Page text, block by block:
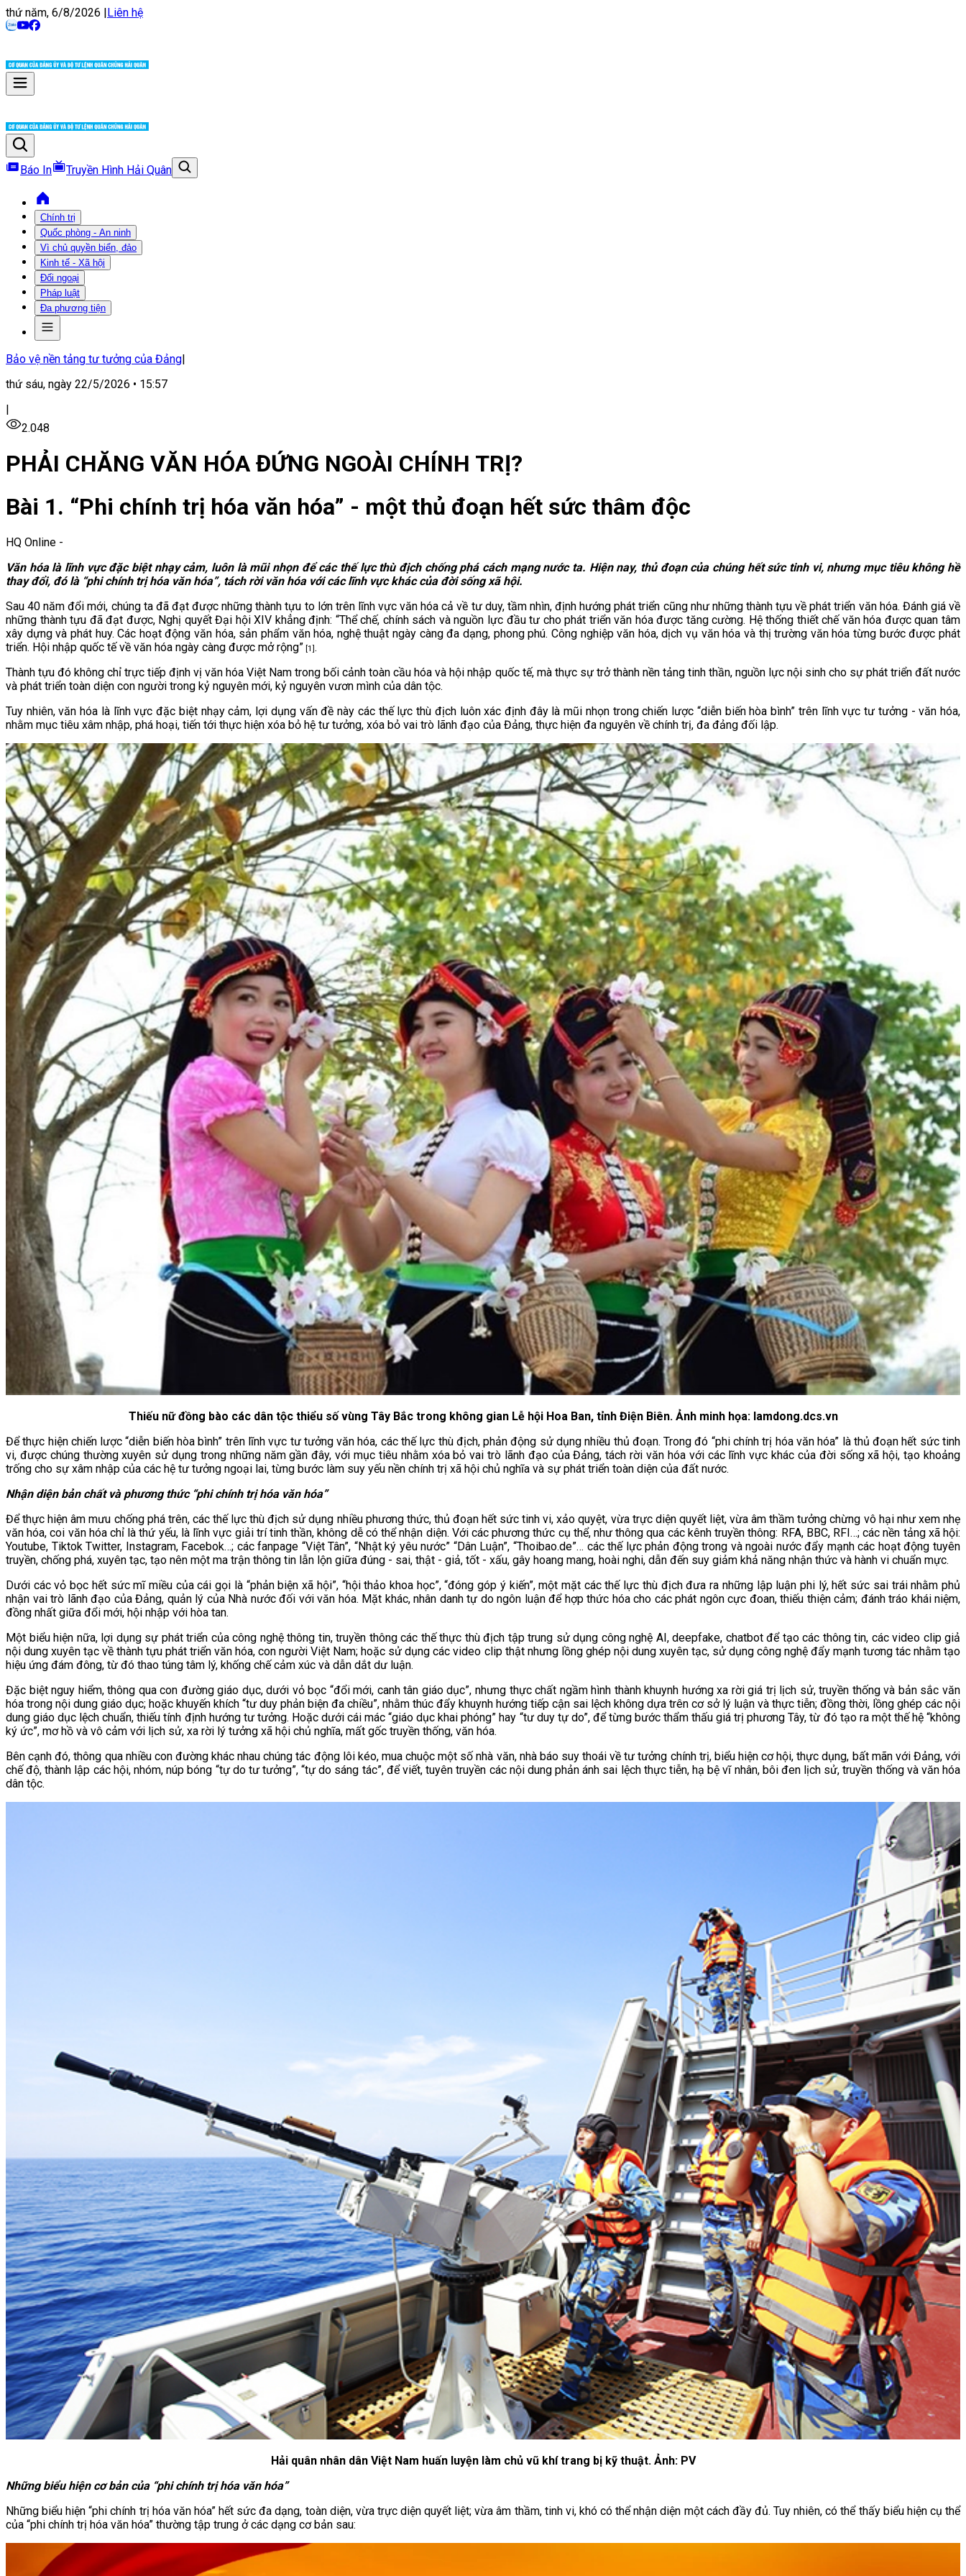
thứ năm, 6/8/2026 |Liên hệ
Báo In Truyền Hình Hải Quân
Chính trị
Quốc phòng - An ninh
Vì chủ quyền biển, đảo
Kinh tế - Xã hội
Đối ngoại
Pháp luật
Đa phương tiện
Bảo vệ nền tảng tư tưởng của Đảng|
thứ sáu, ngày 22/5/2026 • 15:57
|
2.048
PHẢI CHĂNG VĂN HÓA ĐỨNG NGOÀI CHÍNH TRỊ?
Bài 1. “Phi chính trị hóa văn hóa” - một thủ đoạn hết sức thâm độc
HQ Online -
Văn hóa là lĩnh vực đặc biệt nhạy cảm, luôn là mũi nhọn để các thế lực thù địch chống phá cách mạng nước ta. Hiện nay, thủ đoạn của chúng hết sức tinh vi, nhưng mục tiêu không hề
thay đổi, đó là “phi chính trị hóa văn hóa”, tách rời văn hóa với các lĩnh vực khác của đời sống xã hội.
Sau 40 năm đổi mới, chúng ta đã đạt được những thành tựu to lớn trên lĩnh vực văn hóa cả về tư duy, tầm nhìn, định hướng phát triển cũng như những thành tựu về phát triển văn hóa. Đánh giá về
những thành tựu đã đạt được, Nghị quyết Đại hội XIV khẳng định: “Thể chế, chính sách và nguồn lực đầu tư cho phát triển văn hóa được tăng cường. Hệ thống thiết chế văn hóa được quan tâm
xây dựng và phát huy. Các hoạt động văn hóa, sản phẩm văn hóa, nghệ thuật ngày càng đa dạng, phong phú. Công nghiệp văn hóa, dịch vụ văn hóa và thị trường văn hóa từng bước được phát
triển. Hội nhập quốc tế về văn hóa ngày càng được mở rộng” [1].
Thành tựu đó không chỉ trực tiếp định vị văn hóa Việt Nam trong bối cảnh toàn cầu hóa và hội nhập quốc tế, mà thực sự trở thành nền tảng tinh thần, nguồn lực nội sinh cho sự phát triển đất nước
và phát triển toàn diện con người trong kỷ nguyên mới, kỷ nguyên vươn mình của dân tộc.
Tuy nhiên, văn hóa là lĩnh vực đặc biệt nhạy cảm, lợi dụng vấn đề này các thế lực thù địch luôn xác định đây là mũi nhọn trong chiến lược “diễn biến hòa bình” trên lĩnh vực tư tưởng - văn hóa,
nhằm mục tiêu xâm nhập, phá hoại, tiến tới thực hiện xóa bỏ hệ tư tưởng, xóa bỏ vai trò lãnh đạo của Đảng, thực hiện đa nguyên về chính trị, đa đảng đối lập.
Thiếu nữ đồng bào các dân tộc thiểu số vùng Tây Bắc trong không gian Lễ hội Hoa Ban, tỉnh Điện Biên. Ảnh minh họa: lamdong.dcs.vn
Để thực hiện chiến lược “diễn biến hòa bình” trên lĩnh vực tư tưởng văn hóa, các thế lực thù địch, phản động sử dụng nhiều thủ đoạn. Trong đó “phi chính trị hóa văn hóa” là thủ đoạn hết sức tinh
vi, được chúng thường xuyên sử dụng trong những năm gần đây, với mục tiêu nhằm xóa bỏ vai trò lãnh đạo của Đảng, tách rời văn hóa với các lĩnh vực khác của đời sống xã hội, tạo khoảng
trống cho sự xâm nhập của các hệ tư tưởng ngoại lai, từng bước làm suy yếu nền chính trị xã hội chủ nghĩa và sự phát triển toàn diện của đất nước.
Nhận diện bản chất và phương thức “phi chính trị hóa văn hóa”
Để thực hiện âm mưu chống phá trên, các thế lực thù địch sử dụng nhiều phương thức, thủ đoạn hết sức tinh vi, xảo quyệt, vừa trực diện quyết liệt, vừa âm thầm tưởng chừng vô hại như xem nhẹ
văn hóa, coi văn hóa chỉ là thứ yếu, là lĩnh vực giải trí tinh thần, không dễ có thể nhận diện. Với các phương thức cụ thể, như thông qua các kênh truyền thông: RFA, BBC, RFI…; các nền tảng xã hội:
Youtube, Tiktok Twitter, Instagram, Facebok…; các fanpage “Việt Tân”, “Nhật ký yêu nước” “Dân Luận”, “Thoibao.de”… các thế lực phản động trong và ngoài nước đẩy mạnh các hoạt động tuyên
truyền, chống phá, xuyên tạc, tạo nên một ma trận thông tin lẫn lộn giữa đúng - sai, thật - giả, tốt - xấu, gây hoang mang, hoài nghi, dẫn đến suy giảm khả năng nhận thức và hành vi chuẩn mực.
Dưới các vỏ bọc hết sức mĩ miều của cái gọi là “phản biện xã hội”, “hội thảo khoa học”, “đóng góp ý kiến”, một mặt các thế lực thù địch đưa ra những lập luận phi lý, hết sức sai trái nhằm phủ
nhận vai trò lãnh đạo của Đảng, quản lý của Nhà nước đối với văn hóa. Mặt khác, nhân danh tự do ngôn luận để hợp thức hóa cho các phát ngôn cực đoan, thiếu thiện cảm; đánh tráo khái niệm,
đồng nhất giữa đổi mới, hội nhập với hòa tan.
Một biểu hiện nữa, lợi dụng sự phát triển của công nghệ thông tin, truyền thông các thế thực thù địch tập trung sử dụng công nghệ AI, deepfake, chatbot để tạo các thông tin, các video clip giả
nội dung xuyên tạc về thành tựu phát triển văn hóa, con người Việt Nam; hoặc sử dụng các video clip thật nhưng lồng ghép nội dung xuyên tạc, sử dụng công nghệ đẩy mạnh tương tác nhằm tạo
hiệu ứng đám đông, từ đó thao túng tâm lý, khống chế cảm xúc và dẫn dắt dư luận.
Đặc biệt nguy hiểm, thông qua con đường giáo dục, dưới vỏ bọc “đổi mới, canh tân giáo dục”, nhưng thực chất ngầm hình thành khuynh hướng xa rời giá trị lịch sử, truyền thống và bản sắc văn
hóa trong nội dung giáo dục; hoặc khuyến khích “tư duy phản biện đa chiều”, nhằm thúc đẩy khuynh hướng tiếp cận sai lệch không dựa trên cơ sở lý luận và thực tiễn; đồng thời, lồng ghép các nội
dung giáo dục lệch chuẩn, thiếu tính định hướng tư tưởng. Hoặc dưới cái mác “giáo dục khai phóng” hay “tư duy tự do”, để từng bước thẩm thấu giá trị phương Tây, từ đó tạo ra một thế hệ “không
ký ức”, mơ hồ và vô cảm với lịch sử, xa rời lý tưởng xã hội chủ nghĩa, mất gốc truyền thống, văn hóa.
Bên cạnh đó, thông qua nhiều con đường khác nhau chúng tác động lôi kéo, mua chuộc một số nhà văn, nhà báo suy thoái về tư tưởng chính trị, biểu hiện cơ hội, thực dụng, bất mãn với Đảng, với
chế độ, thành lập các hội, nhóm, núp bóng “tự do tư tưởng”, “tự do sáng tác”, để viết, tuyên truyền các nội dung phản ánh sai lệch thực tiễn, hạ bệ vĩ nhân, bôi đen lịch sử, truyền thống và văn hóa
dân tộc.
Hải quân nhân dân Việt Nam huấn luyện làm chủ vũ khí trang bị kỹ thuật. Ảnh: PV
Những biểu hiện cơ bản của “phi chính trị hóa văn hóa”
Những biểu hiện “phi chính trị hóa văn hóa” hết sức đa dạng, toàn diện, vừa trực diện quyết liệt; vừa âm thầm, tinh vi, khó có thể nhận diện một cách đầy đủ. Tuy nhiên, có thể thấy biểu hiện cụ thể
của “phi chính trị hóa văn hóa” thường tập trung ở các dạng cơ bản sau: